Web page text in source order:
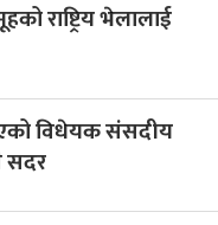
राष्ट्रिय भेलालाई
विधेयक संसदीय
सदर